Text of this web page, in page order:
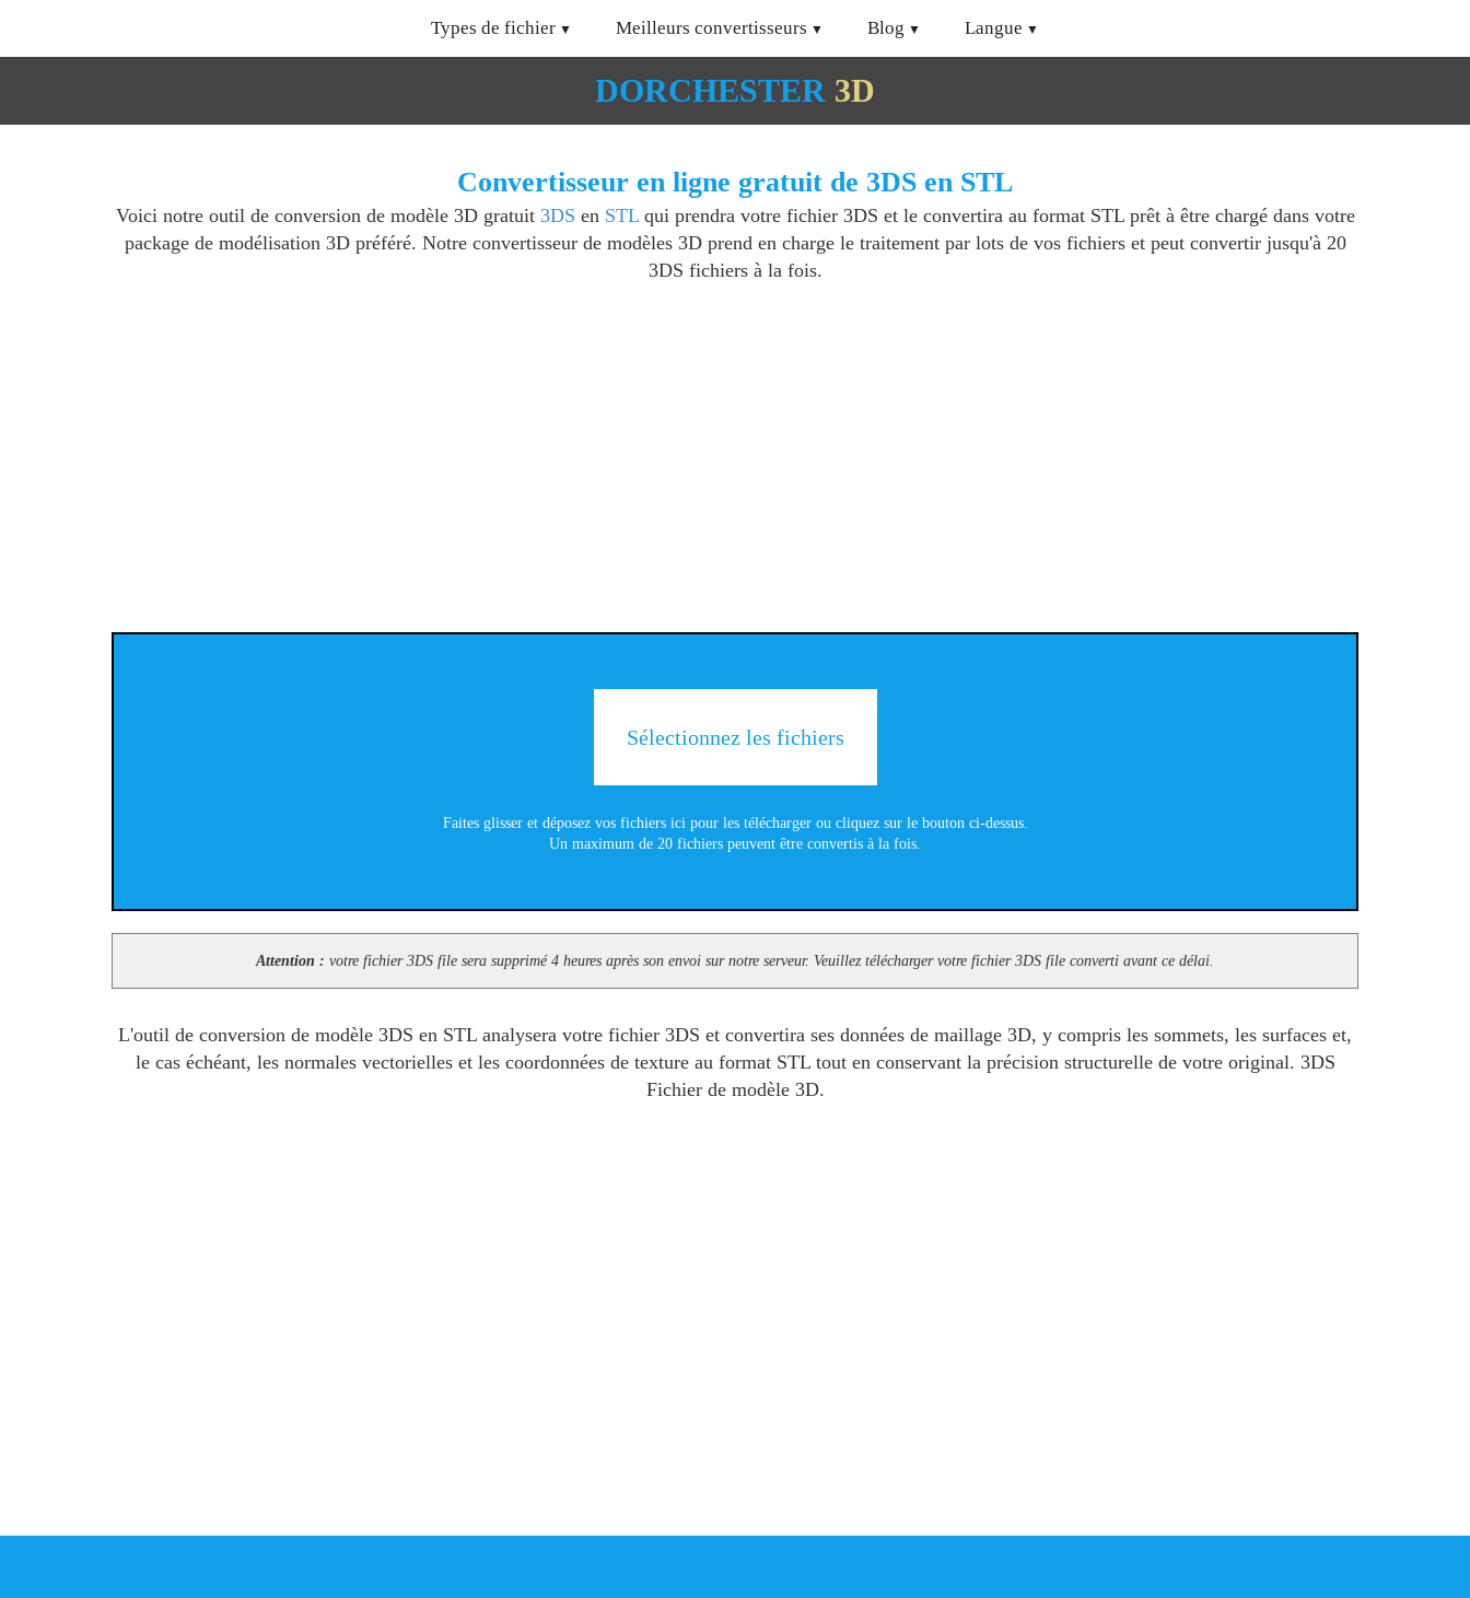
Types de fichier Meilleurs convertisseurs Blog Langue
DORCHESTER 3D
Convertisseur en ligne gratuit de 3DS en STL
Voici notre outil de conversion de modèle 3D gratuit 3DS en STLqui prendra votre fichier 3DS et le convertira au format STL prêt à être chargé dans votre
package de modélisation 3D préféré. Notre convertisseur de modèles 3D prend en charge le traitement par lots de vos fichiers et peut convertir jusqu'à 20
3DS fichiers à la fois.
Sélectionnez les fichiers
Faites glisser et déposez vos fichiers ici pour les télécharger ou cliquez sur le bouton ci-dessus.
Un maximum de 20 fichiers peuvent être convertis à la fois.
Attention : votre fichier 3DS file sera supprimé 4 heures après son envoi sur notre serveur. Veuillez télécharger votre fichier 3DS file converti avant ce délai.
L'outil de conversion de modèle 3DS en STL analysera votre fichier 3DS et convertira ses données de maillage 3D, y compris les sommets, les surfaces et,
le cas échéant, les normales vectorielles et les coordonnées de texture au format STL tout en conservant la précision structurelle de votre original. 3DS
Fichier de modèle 3D.